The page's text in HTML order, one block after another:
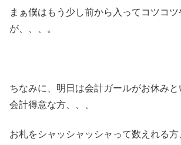
まぁ僕はもう少し前から入ってコツコ
が、、、。
ちなみに、明日は会計ガールがお休みと
会計得意な方、、、
お札をシャッシャッシャって数えれる方